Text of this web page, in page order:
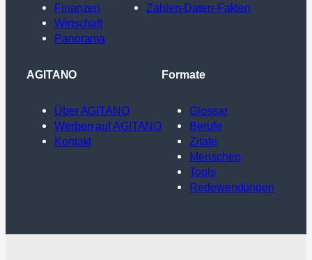
Finanzen
Wirtschaft
Panorama
Zahlen-Daten-Fakten
AGITANO
Über AGITANO
Werben auf AGITANO
Kontakt
Formate
Glossar
Berufe
Zitate
Menschen
Tools
Redewendungen